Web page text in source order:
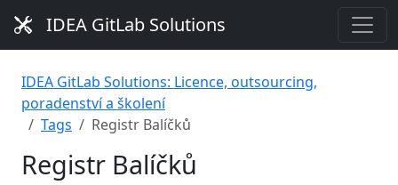
IDEA GitLab Solutions
IDEA GitLab Solutions: Licence, outsourcing,
poradenství a školení
Tags
Registr Balíčků
Registr Balíčků